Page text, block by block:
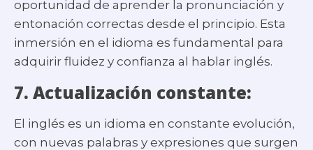
oportunidad de aprender la pronunciación y
entonación correctas desde el principio. Esta
inmersión en el idioma es fundamental para
adquirir fluidez y confianza al hablar inglés.
7. Actualización constante:
El inglés es un idioma en constante evolución,
con nuevas palabras y expresiones que surgen